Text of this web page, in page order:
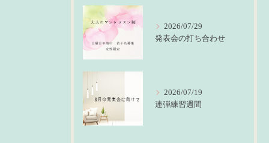
2026/07/29
発表会の打ち合わせ
2026/07/19
連弾練習週間